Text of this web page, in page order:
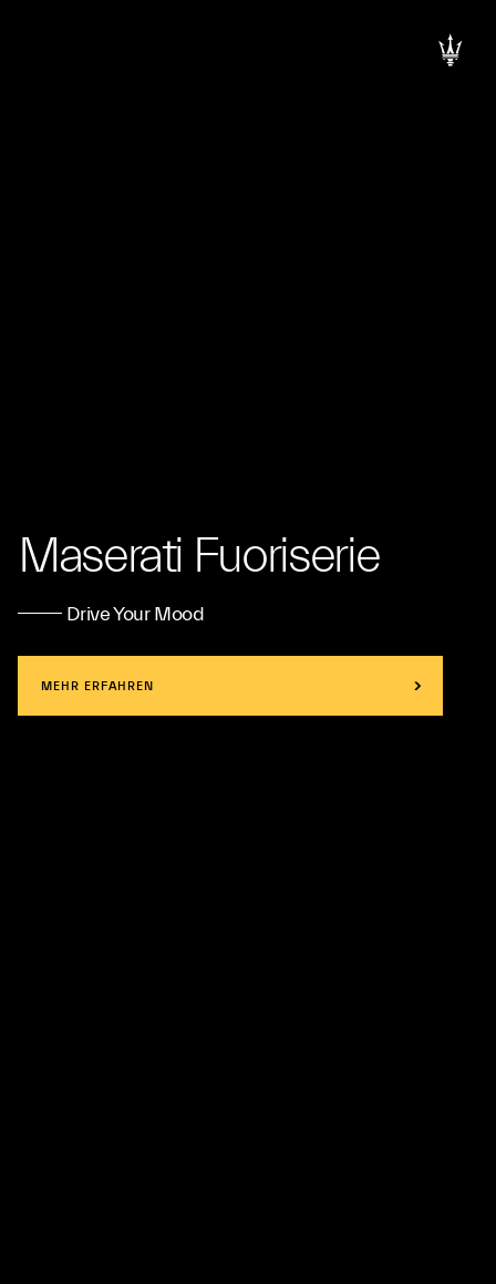
Maserati Fuoriserie
Drive Your Mood
MEHR ERFAHREN